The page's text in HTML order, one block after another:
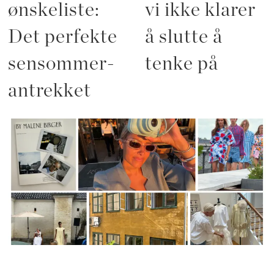
ønskeliste:
Det perfekte
sensommer-
antrekket
vi ikke klarer
å slutte å
tenke på